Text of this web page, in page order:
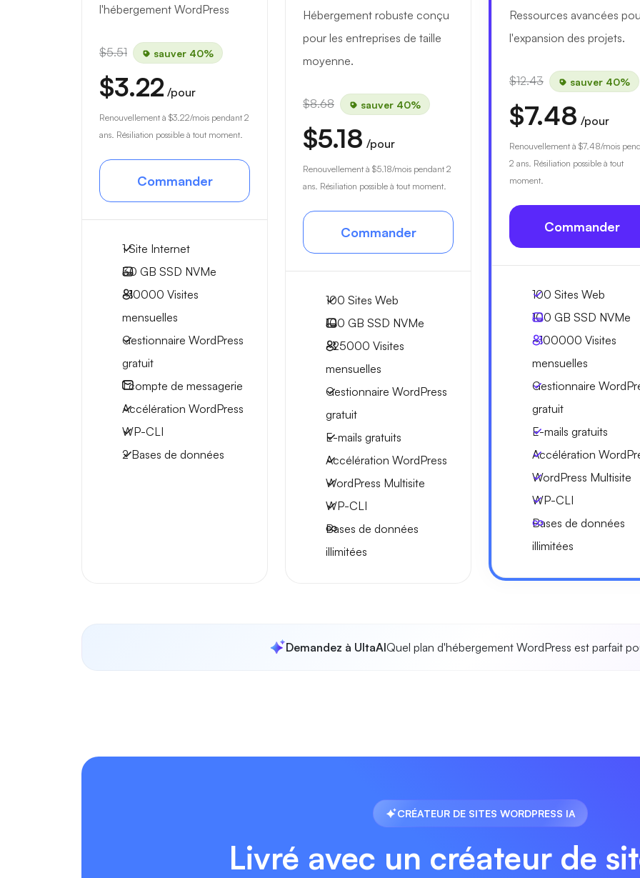
l'hébergement WordPress
$5.51 sauver 40%
$3.22 /pour
Renouvellement à $3.22/mois pendant 2
ans. Résiliation possible à tout moment.
Commander
1 Site Internet
30 GB SSD NVMe
~10000 Visites
mensuelles
Gestionnaire WordPress
gratuit
1compte de messagerie
Accélération WordPress
WP-CLI
2 Bases de données
Hébergement robuste conçu
pour les entreprises de taille
moyenne.
$8.68 sauver 40%
$5.18 /pour
Renouvellement à $5.18/mois pendant 2
ans. Résiliation possible à tout moment.
Commander
100 Sites Web
100 GB SSD NVMe
~25000 Visites
mensuelles
Gestionnaire WordPress
gratuit
E-mails gratuits
Accélération WordPress
WordPress Multisite
WP-CLI
Bases de données
illimitées
Ressources avancées
l'expansion des projets.
$12.43 sauver 40%
$7.48 /pour
Renouvellement à $7.48/mois
2 ans. Résiliation possible à tout
moment.
Commander
100 Sites Web
100 GB SSD NVMe
~100000 Visites
mensuelles
Gestionnaire
gratuit
E-mails gratuits
Accélération
WordPress Multisite
WP-CLI
Bases de données
illimitées
Demandez à UltaAIQuel plan d'hébergement WordPress est parfait
CRÉATEUR DE SITES WORDPRESS IA
Livré avec un créateur de